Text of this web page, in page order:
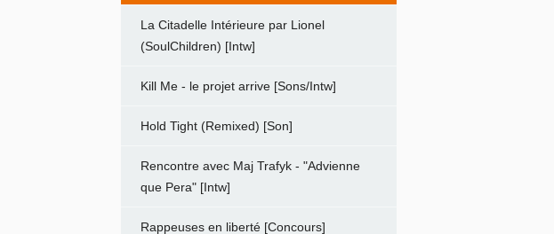
La Citadelle Intérieure par Lionel
(SoulChildren) [Intw]
Kill Me - le projet arrive [Sons/Intw]
Hold Tight (Remixed) [Son]
Rencontre avec Maj Trafyk - "Advienne
que Pera" [Intw]
Rappeuses en liberté [Concours]